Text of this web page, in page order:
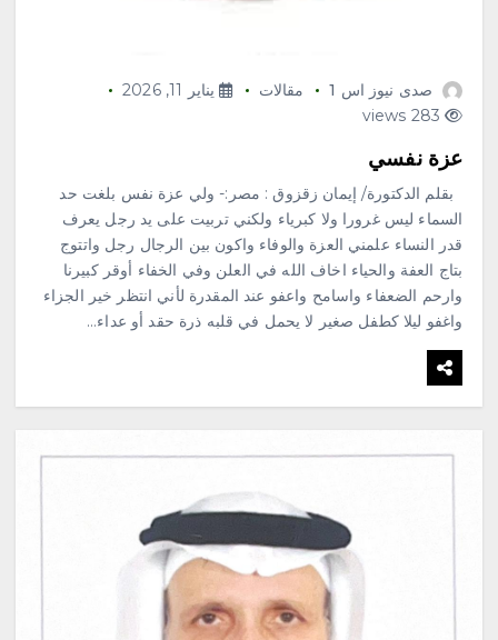
صدى نيوز اس 1 مقالات
يناير 11, 2026
283 views
عزة نفسي
بقلم الدكتورة/ إيمان زقزوق : مصر:- ولي عزة نفس بلغت حد
السماء ليس غرورا ولا كبرياء ولكني تربيت على يد رجل يعرف
قدر النساء علمني العزة والوفاء واكون بين الرجال رجل واتتوج
بتاج العفة والحياء اخاف الله في العلن وفي الخفاء أوقر كبيرنا
وارحم الضعفاء واسامح واعفو عند المقدرة لأني انتظر خير الجزاء
واغفو ليلا كطفل صغير لا يحمل في قلبه ذرة حقد أو عداء…